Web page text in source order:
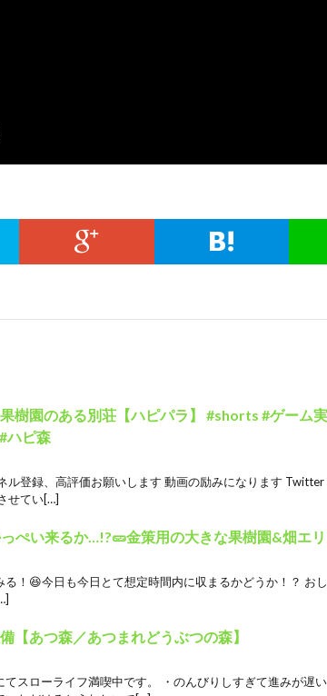
果樹園のある別荘【ハピパラ】 #shorts #ゲーム
ハピ森
ル登録、高評価お願いします 動画の励みになります Twitter
せてい[…]
ぺい来るか…!?🥒金策用の大きな果樹園&畑エリ
る！😆今日も今日とて想定時間内に収まるかどうか！？ お
【あつ森／あつまれどうぶつの森】
てスローライフ満喫中です。 ・のんびりしすぎて進みが遅